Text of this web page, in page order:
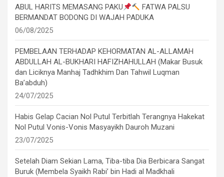
ABUL HARITS MEMASANG PAKU
FATWA PALSU
BERMANDAT BODONG DI WAJAH PADUKA
06/08/2025
PEMBELAAN TERHADAP KEHORMATAN AL-ALLAMAH
ABDULLAH AL-BUKHARI HAFIZHAHULLAH (Makar Busuk
dan Liciknya Manhaj Tadhkhim Dan Tahwil Luqman
Ba’abduh)
24/07/2025
Habis Gelap Cacian Nol Putul Terbitlah Terangnya Hakekat
Nol Putul Vonis-Vonis Masyayikh Dauroh Muzani
23/07/2025
Setelah Diam Sekian Lama, Tiba-tiba Dia Berbicara Sangat
Buruk (Membela Syaikh Rabi’ bin Hadi al Madkhali